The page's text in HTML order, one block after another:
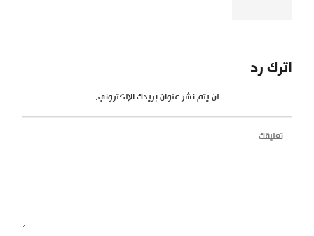
اترك رد
لن يتم نشر عنوان بريدك الإلكتروني.